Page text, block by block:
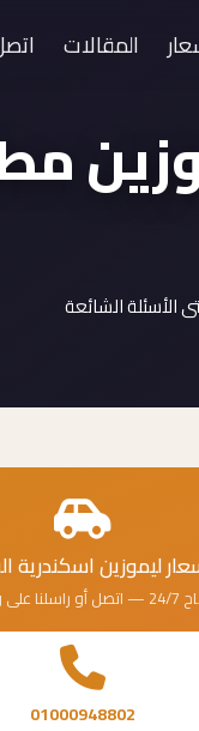
المقالات
الشائعة
ليموزين اسكندرية
على واتساب
01000948802